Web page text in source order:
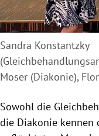
Sandra Konstantzky
Moser (Diakonie),
Sowohl die
die Diakonie kennen